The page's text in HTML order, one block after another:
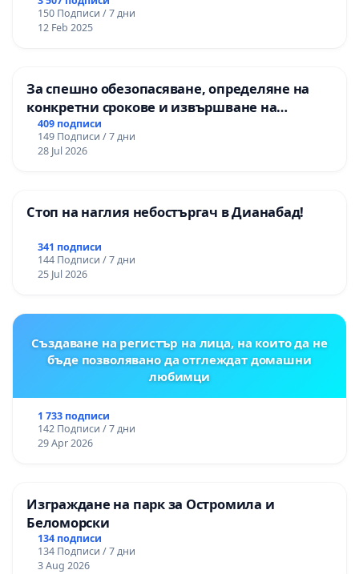
150 Подписи / 7 дни
12 Feb 2025
За спешно обезопасяване, определяне на
конкретни срокове и извършване на
цялостна рехабилитация на
републиканския път между пътен възел АМ
„Тракия“ - гр. Ихтиман - с. Мирово - к.к.
409 подписи
149 Подписи / 7 дни
28 Jul 2026
Стоп на наглия небостъргач в Дианабад!
341 подписи
144 Подписи / 7 дни
25 Jul 2026
Създаване на регистър на лица, на които да не
бъде позволявано да отглеждат домашни
любимци
1 733 подписи
142 Подписи / 7 дни
29 Apr 2026
Изграждане на парк за Остромила и
Беломорски
134 подписи
134 Подписи / 7 дни
3 Aug 2026